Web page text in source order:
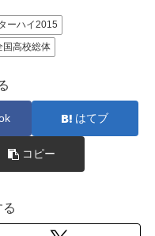
ーハイ2015
国高校総体
はてブ
コピー